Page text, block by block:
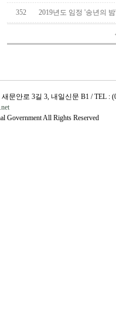
352 2019년도 임정 '송년의
문안로 3길 3, 내일신문 B1 / TEL :
Government All Rights Reserved